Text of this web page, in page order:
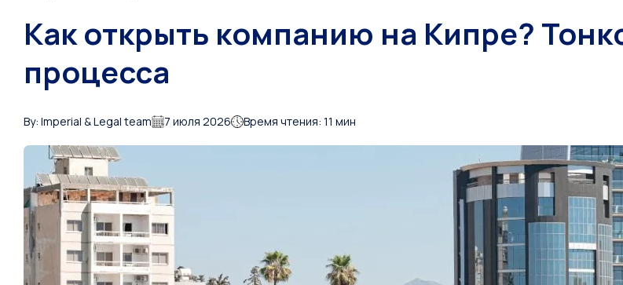
Как открыть компанию на Кипре?
процесса
By: Imperial & Legal team 7 июля 2026 Время чтения: 11 мин